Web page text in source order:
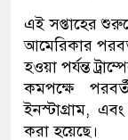
এই সপ্তাহের
আমেরিকার
হওয়া পর্যন্ত
কমপক্ষে
ইনস্টাগ্রাম, এবং
করা হয়েছে।